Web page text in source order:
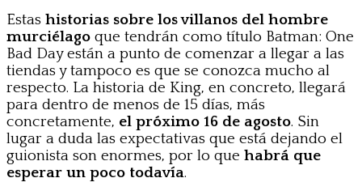
Estas historias sobre los villanos del hombre
murciélago que tendrán como título Batman: One
Bad Day están a punto de comenzar a llegar a las
tiendas y tampoco es que se conozca mucho al
respecto. La historia de King, en concreto, llegará
para dentro de menos de 15 días, más
concretamente, el próximo 16 de agosto. Sin
lugar a duda las expectativas que está dejando el
guionista son enormes, por lo que habrá que
esperar un poco todavía.